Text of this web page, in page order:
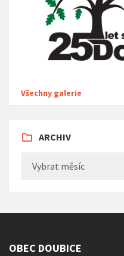
Všechny galerie
ARCHIV
OBEC DOUBICE